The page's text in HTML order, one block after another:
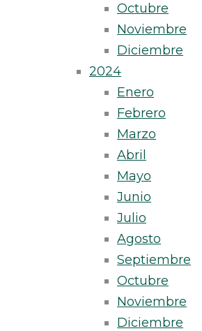
Octubre
Noviembre
Diciembre
2024
Enero
Febrero
Marzo
Abril
Mayo
Junio
Julio
Agosto
Septiembre
Octubre
Noviembre
Diciembre